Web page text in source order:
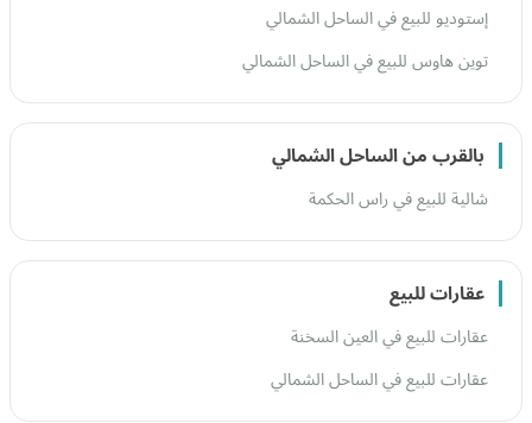
إستوديو للبيع في الساحل الشمالي
توين هاوس للبيع في الساحل الشمالي
بالقرب من الساحل الشمالي
شالية للبيع في راس الحكمة
عقارات للبيع
عقارات للبيع في العين السخنة
عقارات للبيع في الساحل الشمالي